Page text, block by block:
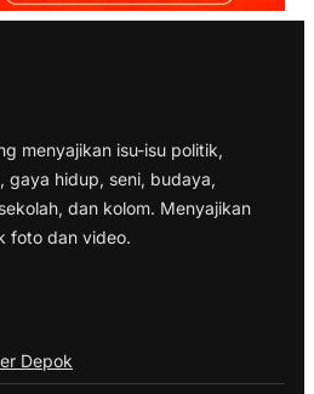
menyajikan isu-isu politik,
gaya hidup, seni, budaya,
dan kolom. Menyajikan
foto dan video.
Depok